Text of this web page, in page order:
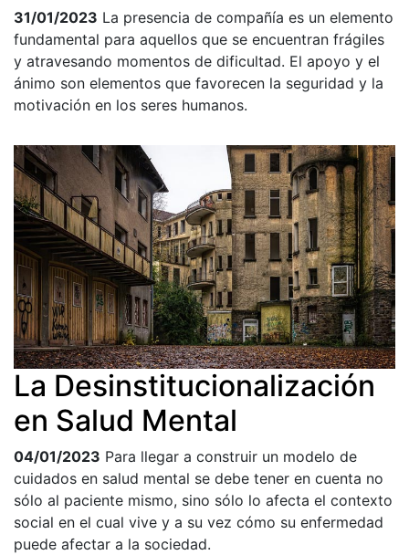
31/01/2023 La presencia de compañía es un elemento
fundamental para aquellos que se encuentran frágiles
y atravesando momentos de dificultad. El apoyo y el
ánimo son elementos que favorecen la seguridad y la
motivación en los seres humanos.
La Desinstitucionalización
en Salud Mental
04/01/2023 Para llegar a construir un modelo de
cuidados en salud mental se debe tener en cuenta no
sólo al paciente mismo, sino sólo lo afecta el contexto
social en el cual vive y a su vez cómo su enfermedad
puede afectar a la sociedad.